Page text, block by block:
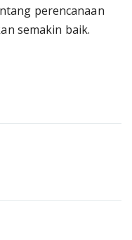
perencanaan
semakin baik.